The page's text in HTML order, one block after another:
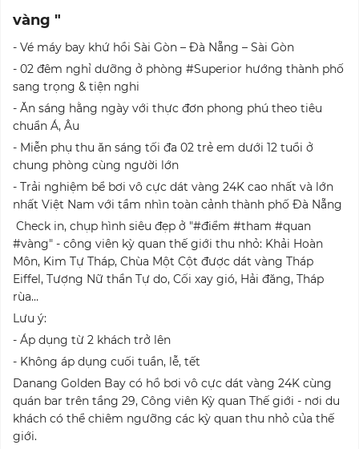
vàng "
- Vé máy bay khứ hồi Sài Gòn – Đà Nẵng – Sài Gòn
- 02 đêm nghỉ dưỡng ở phòng #Superior hướng thành phố
sang trọng & tiện nghi
- Ăn sáng hằng ngày với thực đơn phong phú theo tiêu
chuẩn Á, Âu
- Miễn phụ thu ăn sáng tối đa 02 trẻ em dưới 12 tuổi ở
chung phòng cùng người lớn
- Trải nghiệm bể bơi vô cực dát vàng 24K cao nhất và lớn
nhất Việt Nam với tầm nhìn toàn cảnh thành phố Đà Nẵng
Check in, chụp hình siêu đẹp ở "#điểm #tham #quan
#vàng" - công viên kỳ quan thế giới thu nhỏ: Khải Hoàn
Môn, Kim Tự Tháp, Chùa Một Cột được dát vàng Tháp
Eiffel, Tượng Nữ thần Tự do, Cối xay gió, Hải đăng, Tháp
rùa…
Lưu ý:
- Áp dụng từ 2 khách trở lên
- Không áp dụng cuối tuần, lễ, tết
Danang Golden Bay có hồ bơi vô cực dát vàng 24K cùng
quán bar trên tầng 29, Công viên Kỳ quan Thế giới - nơi du
khách có thể chiêm ngưỡng các kỳ quan thu nhỏ của thế
giới.